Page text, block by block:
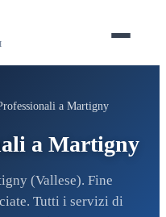
a Martigny
a Martigny
(Vallese). Fine
Tutti i servizi di